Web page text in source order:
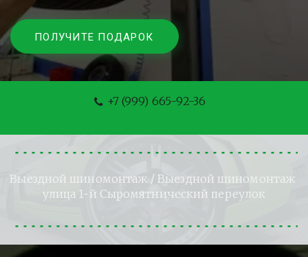
ПОЛУЧИТЕ ПОДАРОК
+7 (999) 665-92-36
Выездной шиномонтаж / Выездной шиномонтаж
улица 1-й Сыромятнический переулок